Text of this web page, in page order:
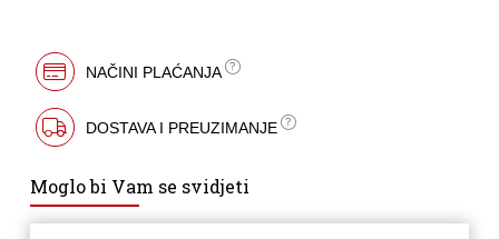
NAČINI PLAĆANJA
DOSTAVA I PREUZIMANJE
Moglo bi Vam se svidjeti